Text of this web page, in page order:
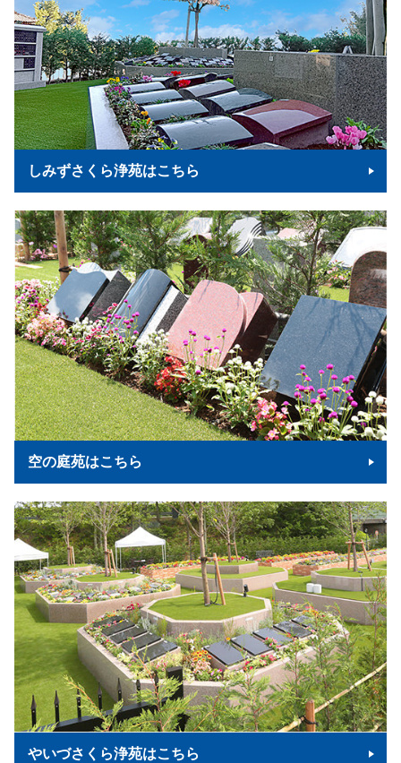
しみずさくら浄苑はこちら
空の庭苑はこちら
やいづさくら浄苑はこちら